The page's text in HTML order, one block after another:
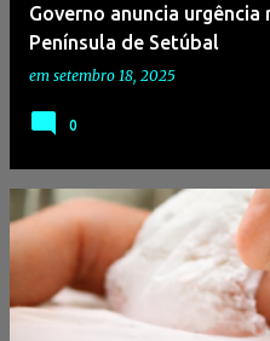
Governo anuncia
Península de Setúbal
em setembro 18, 2025
0